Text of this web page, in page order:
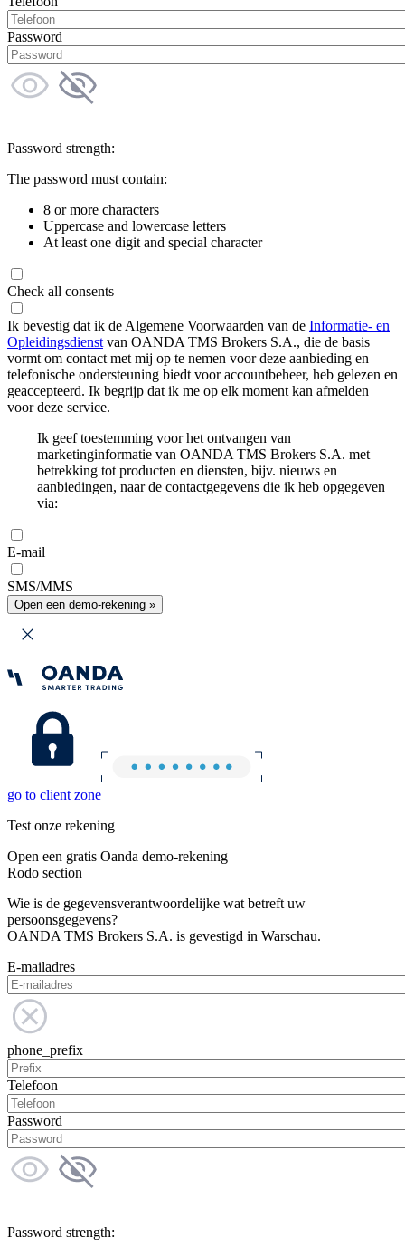
Password
Password strength:
The password must contain:
8 or more characters
Uppercase and lowercase letters
At least one digit and special character
Check all consents
Ik bevestig dat ik de Algemene Voorwaarden van de Informatie- en
Opleidingsdienst van OANDA TMS Brokers S.A., die de basis
vormt om contact met mij op te nemen voor deze aanbieding en
telefonische ondersteuning biedt voor accountbeheer, heb gelezen en
geaccepteerd. Ik begrijp dat ik me op elk moment kan afmelden
voor deze service.
Ik geef toestemming voor het ontvangen van
marketinginformatie van OANDA TMS Brokers S.A. met
betrekking tot producten en diensten, bijv. nieuws en
aanbiedingen, naar de contactgegevens die ik heb opgegeven
via:
E-mail
SMS/MMS
Open een demo-rekening »
go to client zone
Test onze rekening
Open een gratis Oanda demo-rekening
Rodo section
Wie is de gegevensverantwoordelijke wat betreft uw
persoonsgegevens?
OANDA TMS Brokers S.A. is gevestigd in Warschau.
E-mailadres
phone_prefix
Telefoon
Password
Password strength: